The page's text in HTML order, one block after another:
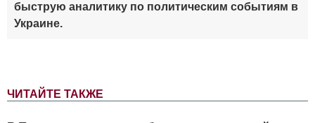
ЧИТАЙТЕ ТАКЖЕ
быструю аналитику по политическим событиям в
Украине.